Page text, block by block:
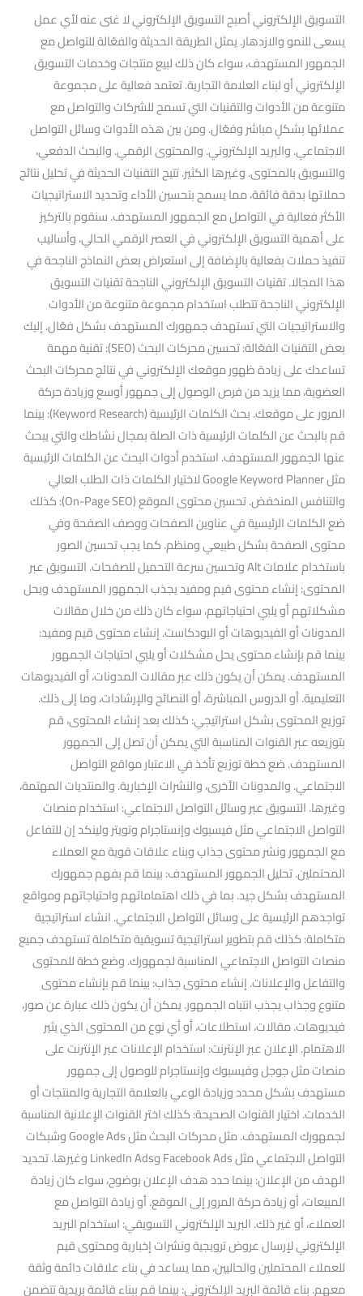
التسويق الإلكتروني أصبح التسويق الإلكتروني لا غنى عنه لأي عمل
يسعى للنمو والازدهار. يمثل الطريقة الحديثة والفعّالة للتواصل مع
الجمهور المستهدف، سواء كان ذلك لبيع منتجات وخدمات التسويق
الإلكتروني أو لبناء العلامة التجارية. تعتمد فعالية على مجموعة
متنوعة من الأدوات والتقنيات التي تسمح للشركات والتواصل مع
عملائها بشكلٍ مباشر وفعّال. ومن بين هذه الأدوات وسائل التواصل
الاجتماعي. والبريد الإلكتروني. والمحتوى الرقمي. والبحث الدفعي،
والتسويق بالمحتوى. وغيرها الكثير. تتيح التقنيات الحديثة في تحليل نتائج
حملاتها بدقة فائقة، مما يسمح بتحسين الأداء وتحديد الاستراتيجيات
الأكثر فعالية في التواصل مع الجمهور المستهدف. سنقوم بالتركيز
على أهمية التسويق الإلكتروني في العصر الرقمي الحالي، وأساليب
تنفيذ حملات بفعالية بالإضافة إلى استعراض بعض النماذج الناجحة في
هذا المجالا. تقنيات التسويق الإلكتروني الناجحة تقنيات التسويق
الإلكتروني الناجحة تتطلب استخدام مجموعة متنوعة من الأدوات
والاستراتيجيات التي تستهدف جمهورك المستهدف بشكل فعّال. إليك
بعض التقنيات الفعّالة: تحسين محركات البحث (SEO): تقنية مهمة
تساعدك على زيادة ظهور موقعك الإلكتروني في نتائج محركات البحث
العضوية، مما يزيد من فرص الوصول إلى جمهور أوسع وزيادة حركة
المرور على موقعك. بحث الكلمات الرئيسية (Keyword Research): بينما
قم بالبحث عن الكلمات الرئيسية ذات الصلة بمجال نشاطك والتي يبحث
عنها الجمهور المستهدف. استخدم أدوات البحث عن الكلمات الرئيسية
مثل Google Keyword Planner لاختيار الكلمات ذات الطلب العالي
والتنافس المنخفض. تحسين محتوى الموقع (On-Page SEO): كذلك
ضع الكلمات الرئيسية في عناوين الصفحات ووصف الصفحة وفي
محتوى الصفحة بشكل طبيعي ومنظم. كما يجب تحسين الصور
باستخدام علامات Alt وتحسين سرعة التحميل للصفحات. التسويق عبر
المحتوى: إنشاء محتوى قيم ومفيد يجذب الجمهور المستهدف ويحل
مشكلاتهم أو يلبي احتياجاتهم، سواء كان ذلك من خلال مقالات
المدونات أو الفيديوهات أو البودكاست. إنشاء محتوى قيم ومفيد:
بينما قم بإنشاء محتوى يحل مشكلات أو يلبي احتياجات الجمهور
المستهدف. يمكن أن يكون ذلك عبر مقالات المدونات، أو الفيديوهات
التعليمية. أو الدروس المباشرة، أو النصائح والإرشادات، وما إلى ذلك.
توزيع المحتوى بشكل استراتيجي: كذلك بعد إنشاء المحتوى، قم
بتوزيعه عبر القنوات المناسبة التي يمكن أن تصل إلى الجمهور
المستهدف. ضع خطة توزيع تأخذ في الاعتبار مواقع التواصل
الاجتماعي. والمدونات الأخرى، والنشرات الإخبارية. والمنتديات المهتمة،
وغيرها. التسويق عبر وسائل التواصل الاجتماعي: استخدام منصات
التواصل الاجتماعي مثل فيسبوك وإنستاجرام وتويتر ولينكد إن للتفاعل
مع الجمهور ونشر محتوى جذاب وبناء علاقات قوية مع العملاء
المحتملين. تحليل الجمهور المستهدف: بينما قم بفهم جمهورك
المستهدف بشكل جيد. بما في ذلك اهتماماتهم واحتياجاتهم ومواقع
تواجدهم الرئيسية على وسائل التواصل الاجتماعي. انشاء استراتيجية
متكاملة: كذلك قم بتطوير استراتيجية تسويقية متكاملة تستهدف جميع
منصات التواصل الاجتماعي المناسبة لجمهورك. وضع خطة للمحتوى
والتفاعل والإعلانات. إنشاء محتوى جذاب: بينما قم بإنشاء محتوى
متنوع وجذاب يجذب انتباه الجمهور. يمكن أن يكون ذلك عبارة عن صور،
فيديوهات. مقالات، استطلاعات، أو أي نوع من المحتوى الذي يثير
الاهتمام. الإعلان عبر الإنترنت: استخدام الإعلانات عبر الإنترنت على
منصات مثل جوجل وفيسبوك وإنستاجرام للوصول إلى جمهور
مستهدف بشكل محدد وزيادة الوعي بالعلامة التجارية والمنتجات أو
الخدمات. اختيار القنوات الصحيحة: كذلك اختر القنوات الإعلانية المناسبة
لجمهورك المستهدف. مثل محركات البحث مثل Google Ads وشبكات
التواصل الاجتماعي مثل Facebook Ads وLinkedIn Ads وغيرها. تحديد
الهدف من الإعلان: بينما حدد هدف الإعلان بوضوح، سواء كان زيادة
المبيعات، أو زيادة حركة المرور إلى الموقع. أو زيادة التواصل مع
العملاء، أو غير ذلك. البريد الإلكتروني التسويقي: استخدام البريد
الإلكتروني لإرسال عروض ترويجية ونشرات إخبارية ومحتوى قيم
للعملاء المحتملين والحاليين، مما يساعد في بناء علاقات دائمة وثقة
معهم. بناء قائمة البريد الإلكتروني: بينما قم ببناء قائمة بريدية تتضمن